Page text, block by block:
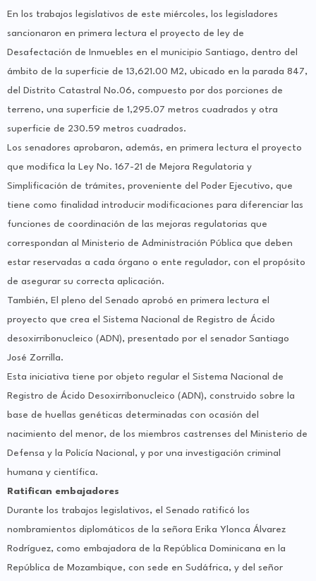
En los trabajos legislativos de este miércoles, los legisladores
sancionaron en primera lectura el proyecto de ley de
Desafectación de Inmuebles en el municipio Santiago, dentro del
ámbito de la superficie de 13,621.00 M2, ubicado en la parada 847,
del Distrito Catastral No.06, compuesto por dos porciones de
terreno, una superficie de 1,295.07 metros cuadrados y otra
superficie de 230.59 metros cuadrados.
Los senadores aprobaron, además, en primera lectura el proyecto
que modifica la Ley No. 167-21 de Mejora Regulatoria y
Simplificación de trámites, proveniente del Poder Ejecutivo, que
tiene como finalidad introducir modificaciones para diferenciar las
funciones de coordinación de las mejoras regulatorias que
correspondan al Ministerio de Administración Pública que deben
estar reservadas a cada órgano o ente regulador, con el propósito
de asegurar su correcta aplicación.
También, El pleno del Senado aprobó en primera lectura el
proyecto que crea el Sistema Nacional de Registro de Ácido
desoxirribonucleico (ADN), presentado por el senador Santiago
José Zorrilla.
Esta iniciativa tiene por objeto regular el Sistema Nacional de
Registro de Ácido Desoxirribonucleico (ADN), construido sobre la
base de huellas genéticas determinadas con ocasión del
nacimiento del menor, de los miembros castrenses del Ministerio de
Defensa y la Policía Nacional, y por una investigación criminal
humana y científica.
Ratifican embajadores
Durante los trabajos legislativos, el Senado ratificó los
nombramientos diplomáticos de la señora Erika Ylonca Álvarez
Rodríguez, como embajadora de la República Dominicana en la
República de Mozambique, con sede en Sudáfrica, y del señor